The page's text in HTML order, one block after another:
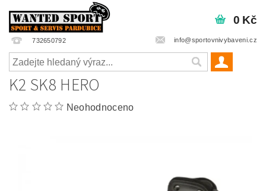
732650792 info@sportovnivybaveni.cz
0 Kč
K2 SK8 HERO
Neohodnoceno